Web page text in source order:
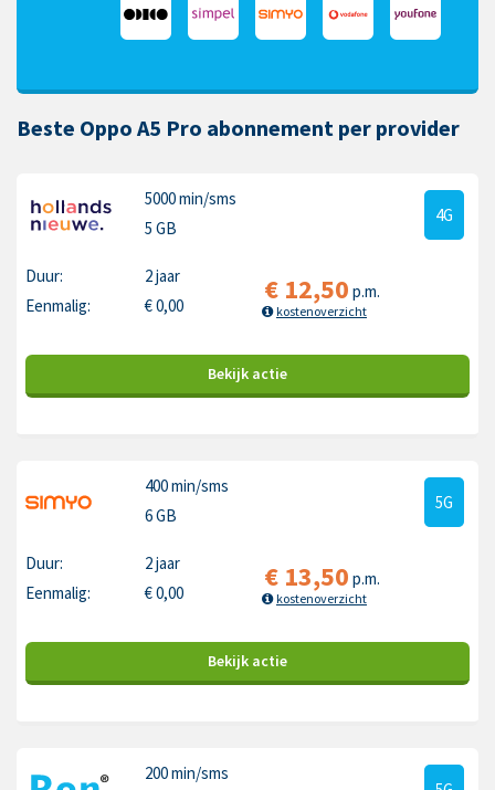
Beste Oppo A5 Pro abonnement per provider
5000 min/sms
5 GB
4G
Duur:
2 jaar
Eenmalig:
€0,00 € 12,50 p.m.
kostenoverzicht
Bekijk actie
400 min/sms
6 GB
5G
Duur:
2 jaar
Eenmalig:
€0,00 € 13,50 p.m.
kostenoverzicht
Bekijk actie
200 min/sms